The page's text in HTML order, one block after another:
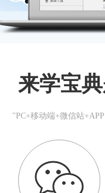
来学宝
"PC+移动端+微信站